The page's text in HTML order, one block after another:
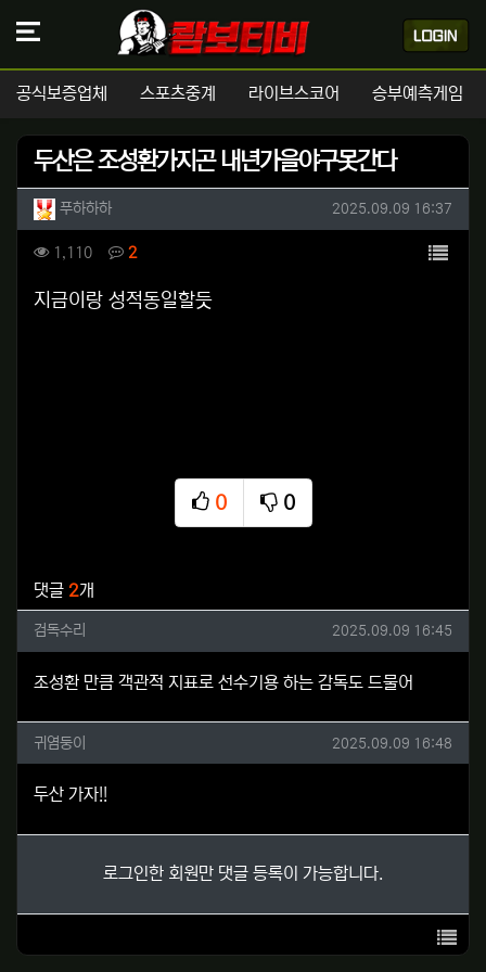
공식보증업체 스포츠중계 라이브스코어 승부예측게임
두산은 조성환가지곤 내년가을야구못간다
작성자 정보
푸하하하작성 작성일
2025.09.09 16:37
컨텐츠 정보
1,110조회 2댓글 목록
본문
지금이랑 성적동일할듯
0
추천
0
비추천
댓글 2개
검독수리님의 댓글
검독수리 작성일
2025.09.09 16:45
조성환 만큼 객관적 지표로 선수기용 하는 감독도 드물어
귀염둥이님의 댓글
귀염둥이 작성일
2025.09.09 16:48
두산 가자!!
로그인한 회원만 댓글 등록이 가능합니다.
목록